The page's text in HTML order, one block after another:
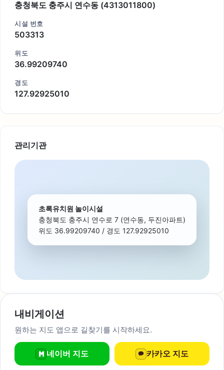
충청북도 충주시 연수동 (4313011800)
시설 번호
503313
위도
36.99209740
경도
127.92925010
관리기관
초록유치원 놀이시설
충청북도 충주시 연수로 7 (연수동, 두진아파트)
위도 36.99209740 / 경도 127.92925010
내비게이션
원하는 지도 앱으로 길찾기를 시작하세요.
네이버 지도 카카오 지도